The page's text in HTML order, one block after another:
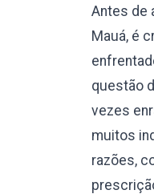
Antes de
Mauá, é
questão
vezes
muitos
razões,